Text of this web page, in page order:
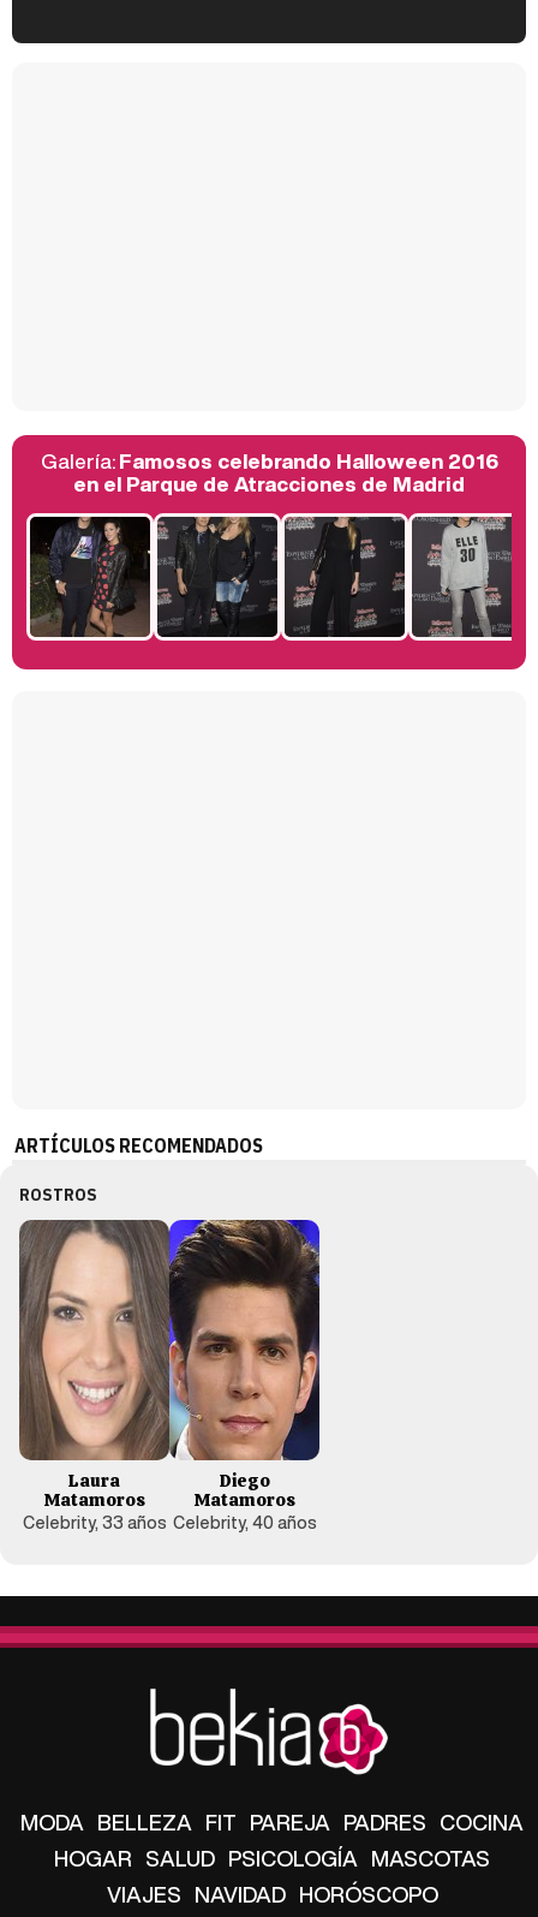
Belén Esteban: "Estoy emocionada, muy contenta y muy feliz por llegar a RTVE"
Manu Baqueiro: "Tuve como referente a Bruce Willis en 'Luz de Luna' para mi trabajo en la serie 'Perdiendo el juicio'"
Galería:Famosos celebrando Halloween 2016
en el Parque de Atracciones de Madrid
ARTÍCULOS RECOMENDADOS
ROSTROS
Laura
Matamoros
Celebrity, 33 años
Diego
Matamoros
Celebrity, 40 años
MODA BELLEZA FIT PAREJA PADRES COCINA
HOGAR SALUD PSICOLOGÍA MASCOTAS
VIAJES NAVIDAD HORÓSCOPO